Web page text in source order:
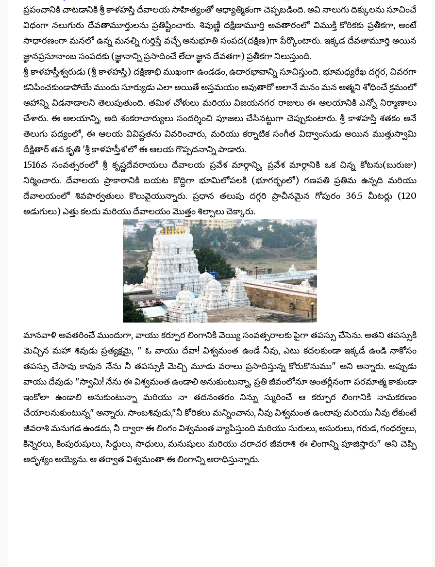
ప్రపంచానికి చాటడానికి శ్రీ కాళహస్తి దేవాలయ సాహిత్యంతో ఆధ్యాత్మికంగా చెప్పబడింది. అవి నాలుగు దిక్కులను సూచించే
విధంగా నలుగురు దేవతామూర్తులను ప్రతిష్టించారు. శివుణ్ణి దక్షిణామూర్తి అవతారంలో విముక్తి కోరికకు ప్రతీకగా, అంటే
సాధారణంగా మనలో ఉన్న మనల్ని గుర్తిస్తే వచ్చే అనుభూతి సంపద(దక్షిణ)గా పేర్కొంటారు. ఇక్కడ దేవతామూర్తి అయిన
జ్ఞానప్రసూనాంబ సంపదకు (జ్ఞానాన్ని ప్రసాదించే లేదా జ్ఞాన దేవతగా) ప్రతీకగా నిలుస్తుంది.
శ్రీ కాళహస్తీశ్వరుడు (శ్రీ కాళహస్తి) దక్షిణాభి ముఖంగా ఉండడం, ఉదారభావాన్ని సూచిస్తుంది. భూమధ్యరేఖ దగ్గర, చివరగా
కనిపించకుండాపోయే ముందు సూర్యుడు ఎలా అయితే అస్తమయం అవుతారో అలానే మనం మన ఆత్మని శోధించే క్రమంలో
అహాన్ని విడనాడాలని తెలుపుతుంది. తమిళ చోళులు మరియు విజయనగర రాజులు ఈ ఆలయానికి ఎన్నో నిర్మాణాలు
చేశారు. ఈ ఆలయాన్ని, అది శంకరాచార్యులు సందర్శించి పూజలు చేసినట్టుగా చెప్పుకుంటారు. శ్రీ కాళహస్తి శతకం అనే
తెలుగు పద్యంలో, ఈ ఆలయ వివిష్టతను వివరించారు, మరియు కర్నాటిక సంగీత విద్వాంసుడు అయిన ముత్తుస్వామి
దీక్షితార్ తన కృతి 'శ్రీ కాళహస్తీశ'లో ఈ ఆలయ గొప్పదనాన్ని పాడారు.
1516వ సంవత్సరంలో శ్రీ కృష్ణదేవరాయలు దేవాలయ ప్రవేశ మార్గాన్ని, ప్రవేశ మార్గానికి ఒక చిన్న కోటను(బురుజు)
నిర్మించారు. దేవాలయ ప్రాకారానికి బయట కొద్దిగా భూమిలోపలకి (భూగర్భంలో) గణపతి ప్రతిమ ఉన్నది మరియు
దేవాలయంలో శివపార్వతులు కొలువైయున్నారు. ప్రధాన తలుపు దగ్గరి ప్రాచీనమైన గోపురం 36.5 మీటర్లు (120
అడుగులు) ఎత్తు కలదు మరియు దేవాలయం మొత్తం శిల్పాలు చెక్కారు.
మానవాళి అవతరించే ముందుగా, వాయు కర్పూర లింగానికి వెయ్యి సంవత్సరాలకు పైగా తపస్సు చేసెను. అతని తపస్సుకి
మెచ్చిన మహా శివుడు ప్రత్యక్షమై, " ఓ వాయు దేవా! విశ్వమంత ఉండే నీవు, ఎటు కదలకుండా ఇక్కడే ఉండి నాకోసం
తపస్సు చేసావు కావున నేను నీ తపస్సుకి మెచ్చి మూడు వరాలు ప్రసాదిస్తున్న కోరుకొనుము" అని అన్నారు. అప్పుడు
వాయు దేవుడు "స్వామి! నేను ఈ విశ్వమంత ఉండాలి అనుకుంటున్నా, ప్రతి జీవంలోనూ అంతర్లీనంగా పరమాత్మ కాకుండా
ఇంకోలా ఉండాలి అనుకుంటున్నా మరియు నా తదనంతరం నిన్ను స్మురించే ఆ కర్పూర లింగానికి నామకరణం
చేయాలనుకుంటున్న" అన్నారు. సాంబశివుడు,"నీ కోరికలు మన్నించాను, నీవు విశ్వమంత ఉంటావు మరియు నీవు లేకుంటే
జీవరాశి మనుగడ ఉండదు, నీ ద్వారా ఈ లింగం విశ్వమంత వ్యాపిస్తుంది మరియు సురులు, అసురులు, గరుడ, గంధర్వలు,
కిన్నెరలు, కింపురుషులు, సిద్దులు, సాధులు, మనుషులు మరియు చరాచర జీవరాశి ఈ లింగాన్ని పూజిస్తారు" అని చెప్పి
అదృశ్యం అయ్యెను. ఆ తర్వాత విశ్వమంతా ఈ లింగాన్ని ఆరాధిస్తున్నారు.